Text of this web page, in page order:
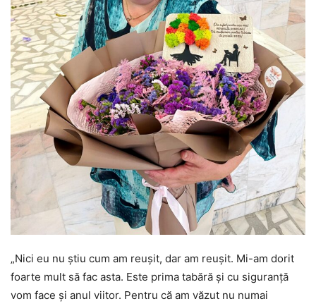
„Nici eu nu știu cum am reușit, dar am reușit. Mi-am dorit
foarte mult să fac asta. Este prima tabără și cu siguranță
vom face și anul viitor. Pentru că am văzut nu numai